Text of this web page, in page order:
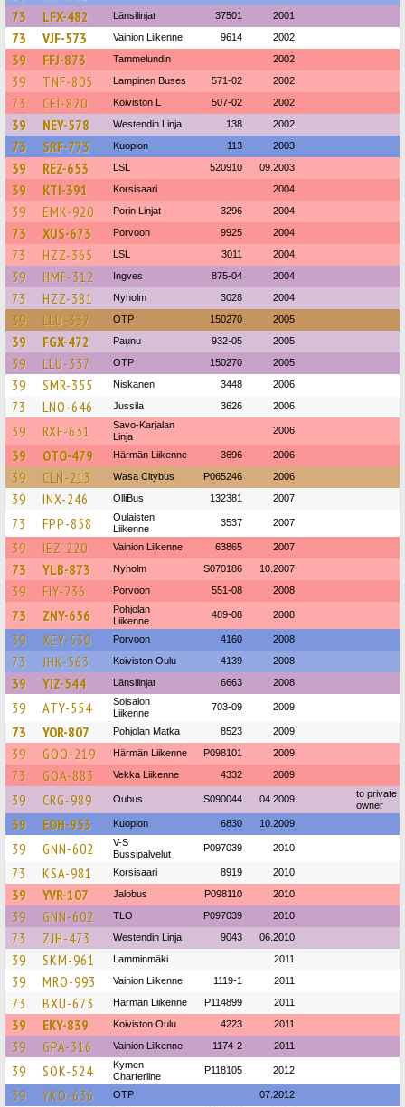
73
LFX-482 Länsilinjat 37501 2001
73 VJF-573 Vainion Liikenne 9614 2002
39 FFJ-873 Tammelundin 2002
39 TNF-805 Lampinen Buses 571-02 2002
73 CFJ-820 Koiviston L 507-02 2002
39 NEY-578 Westendin Linja 138 2002
73 SRF-773 Kuopion 113 2003
39 REZ-653 LSL 520910 09.2003
39 KTI-391 Korsisaari 2004
39 EMK-920 Porin Linjat 3296 2004
73 XUS-673 Porvoon 9925 2004
73 HZZ-365 LSL 3011 2004
39 HMF-312 Ingves 875-04 2004
73 HZZ-381 Nyholm 3028 2004
39 LLU-337 OTP 150270 2005
39 FGX-472 Paunu 932-05 2005
39 LLU-337 OTP 150270 2005
39 SMR-355 Niskanen 3448 2006
73 LNO-646 Jussila 3626 2006
39 RXF-631
Savo-Karjalan
Linja
2006
39 OTO-479 Härmän Liikenne 3696 2006
39 CLN-213 Wasa Citybus P065246 2006
39 INX-246 OlliBus 132381 2007
73 FPP-858
Oulaisten
Liikenne
3537 2007
39 IEZ-220 Vainion Liikenne 63865 2007
73 YLB-873 Nyholm S070186 10.2007
39 FIY-236 Porvoon 551-08 2008
73 ZNY-656
Pohjolan
Liikenne
489-08 2008
39 XEY-530 Porvoon 4160 2008
73 JHK-563 Koiviston Oulu 4139 2008
39 YIZ-544 Länsilinjat 6663 2008
39 ATY-554
Soisalon
Liikenne
703-09 2009
73 YOR-807 Pohjolan Matka 8523 2009
39 GOO-219 Härmän Liikenne P098101 2009
73 GOA-883 Vekka Liikenne 4332 2009
39 CRG-989 Oubus S090044 04.2009
to private
owner
39 EOH-953 Kuopion 6830 10.2009
39 GNN-602
V-S
Bussipalvelut
P097039 2010
73 KSA-981 Korsisaari 8919 2010
39 YVR-107 Jalobus P098110 2010
39 GNN-602 TLO P097039 2010
73 ZJH-473 Westendin Linja 9043 06.2010
39 SKM-961 Lamminmäki 2011
39 MRO-993 Vainion Liikenne 1119-1 2011
73 BXU-673 Härmän Liikenne P114899 2011
39 EKY-839 Koiviston Oulu 4223 2011
39 GPA-316 Vainion Liikenne 1174-2 2011
39 SOK-524
Kymen
Charterline
P118105 2012
39 YKO-636 OTP 07.2012